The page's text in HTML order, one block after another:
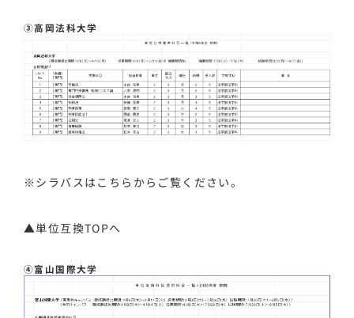
③高岡法科大学
※シラバスは こちら からご覧ください。
▲単位互換TOPへ
④富山国際大学